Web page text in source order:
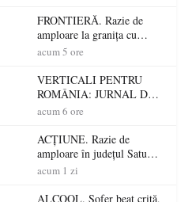
nu a avut niciodată permis
FRONTIERĂ. Razie de
amploare la granița cu
Ungaria! 800 de persoane și
verificate
acum 5 ore
VERTICALI PENTRU
ROMÂNIA: JURNAL DE
CĂLĂTORIE FIJET
acum 6 ore
ACȚIUNE. Razie de
amploare în județul Satu
Mare! Polițiștii au dat sute
șoferi fără permis într-o
acum 1 zi
ALCOOL. Șofer beat criță,